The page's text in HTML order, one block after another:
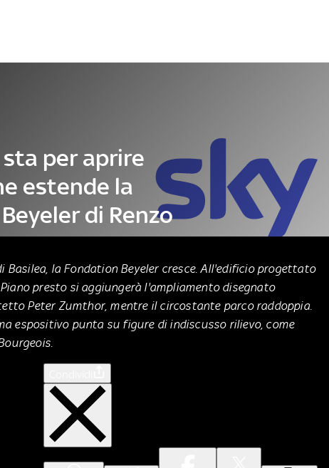
sta per aprire
estende la
di Renzo
2026
Basilea, la Fondation Beyeler cresce. All'edificio progettato
presto si aggiungerà l'ampliamento disegnato
Peter Zumthor, mentre il circostante parco raddoppia.
espositivo punta su figure di indiscusso rilievo, come